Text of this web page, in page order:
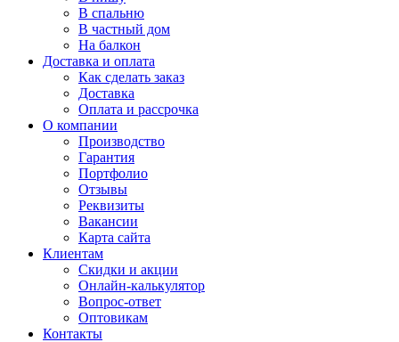
В спальню
В частный дом
На балкон
Доставка и оплата
Как сделать заказ
Доставка
Оплата и рассрочка
О компании
Производство
Гарантия
Портфолио
Отзывы
Реквизиты
Вакансии
Карта сайта
Клиентам
Скидки и акции
Онлайн-калькулятор
Вопрос-ответ
Оптовикам
Контакты